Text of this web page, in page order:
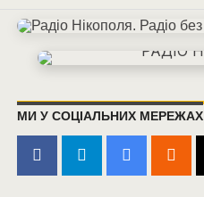
МИ У СОЦІАЛЬНИХ МЕРЕЖАХ